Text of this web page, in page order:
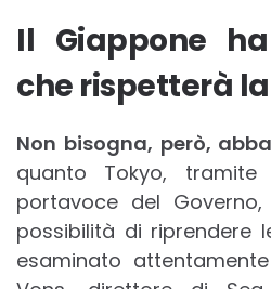
Il Giappone
che rispetterà
Non bisogna, però,
quanto Tokyo, tramite
portavoce del
possibilità di riprendere
esaminato